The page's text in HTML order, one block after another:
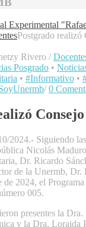
Experimental
Postgrado
Rivero /
Posgrado •
• #Informativo •
/ 0
2024.- Siguiendo
Nicolás
Dr. Ricardo
de la Unermb,
de 2024, el
005.
presentes la
y la Dra. Loraida